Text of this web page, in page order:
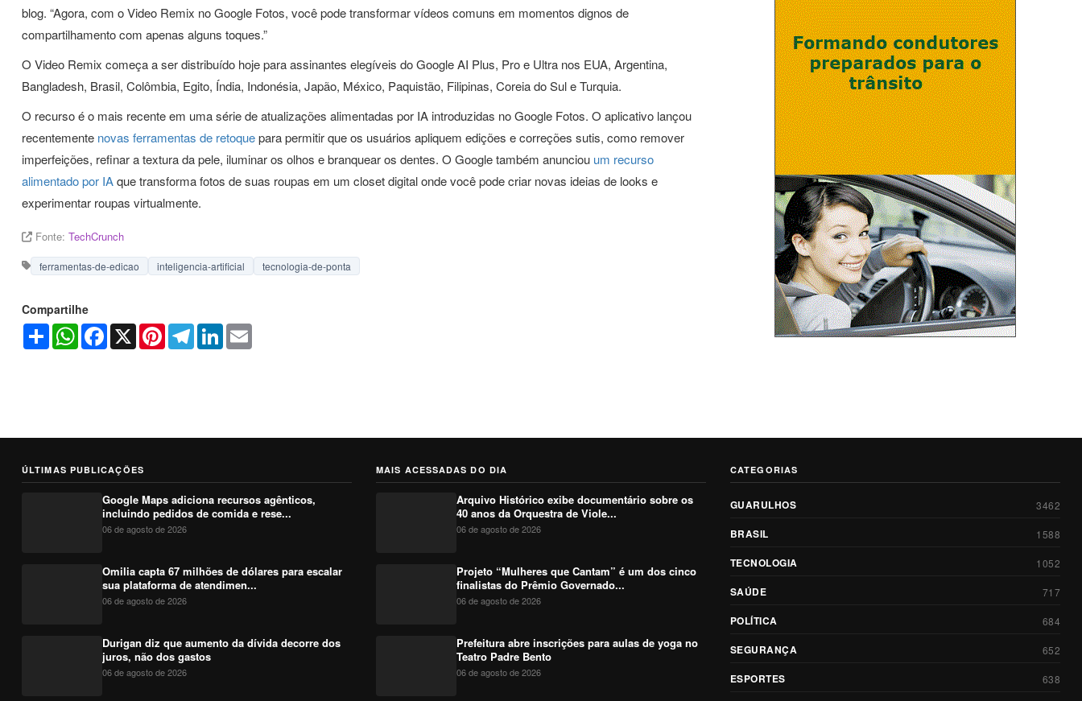
blog. “Agora, com o Video Remix no Google Fotos, você pode transformar vídeos comuns em momentos dignos de
compartilhamento com apenas alguns toques.”
O Video Remix começa a ser distribuído hoje para assinantes elegíveis do Google AI Plus, Pro e Ultra nos EUA, Argentina,
Bangladesh, Brasil, Colômbia, Egito, Índia, Indonésia, Japão, México, Paquistão, Filipinas, Coreia do Sul e Turquia.
O recurso é o mais recente em uma série de atualizações alimentadas por IA introduzidas no Google Fotos. O aplicativo lançou
recentemente novas ferramentas de retoquepara permitir que os usuários apliquem edições e correções sutis, como remover
imperfeições, refinar a textura da pele, iluminar os olhos e branquear os dentes. O Google também anunciou um recurso
alimentado por IAque transforma fotos de suas roupas em um closet digital onde você pode criar novas ideias de looks e
experimentar roupas virtualmente.
Fonte: TechCrunch
ferramentas-de-edicao inteligencia-artificial tecnologia-de-ponta
Compartilhe
Share WhatsAppFacebook
X PinterestTelegramLinkedIn
ÚLTIMAS PUBLICAÇÕES
Google Maps adiciona recursos agênticos,
incluindo pedidos de comida e rese...
06 de agosto de 2026
Omilia capta 67 milhões de dólares para escalar
sua plataforma de atendimen...
06 de agosto de 2026
Durigan diz que aumento da dívida decorre dos
juros, não dos gastos
06 de agosto de 2026
MAIS ACESSADAS DO DIA
Arquivo Histórico exibe documentário sobre os
40 anos da Orquestra de Viole...
06 de agosto de 2026
Projeto “Mulheres que Cantam” é um dos cinco
finalistas do Prêmio Governado...
06 de agosto de 2026
Prefeitura abre inscrições para aulas de yoga no
Teatro Padre Bento
06 de agosto de 2026
CATEGORIAS
GUARULHOS 3462
BRASIL 1588
TECNOLOGIA 1052
SAÚDE 717
POLÍTICA 684
SEGURANÇA 652
ESPORTES 638